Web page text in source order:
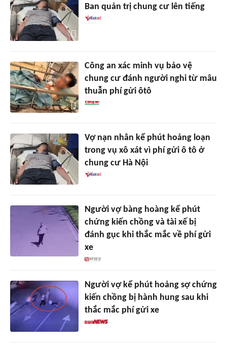
Ban quản trị chung cư lên tiếng
Công an xác minh vụ bảo vệ
chung cư đánh người nghi từ mâu
thuẫn phí gửi ôtô
Vợ nạn nhân kể phút hoảng loạn
trong vụ xô xát vì phí gửi ô tô ở
chung cư Hà Nội
Người vợ bàng hoàng kể phút
chứng kiến chồng và tài xế bị
đánh gục khi thắc mắc về phí gửi
xe
Người vợ kể phút hoảng sợ chứng
kiến chồng bị hành hung sau khi
thắc mắc phí gửi xe